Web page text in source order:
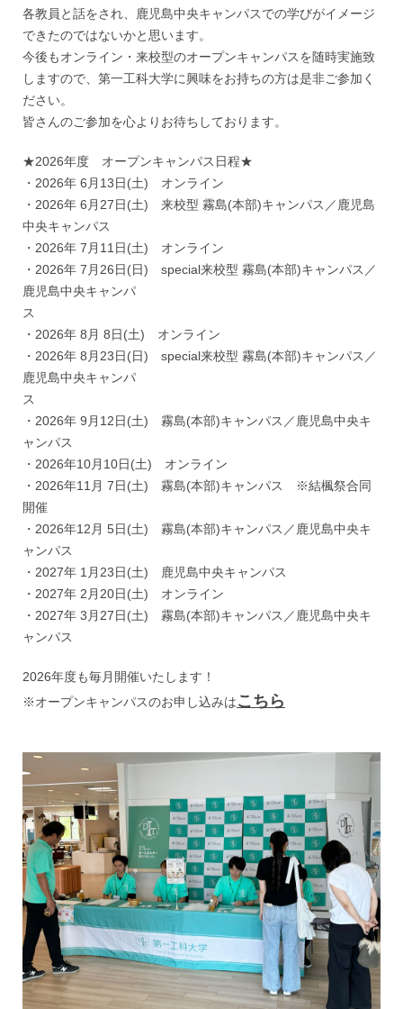
各教員と話をされ、鹿児島中央キャンパスでの学びがイメージ
できたのではないかと思います。
今後もオンライン・来校型のオープンキャンパスを随時実施致
しますので、第一工科大学に興味をお持ちの方は是非ご参加く
ださい。
皆さんのご参加を心よりお待ちしております。
★2026年度 オープンキャンパス日程★
・2026年 6月13日(土) オンライン
・2026年 6月27日(土) 来校型 霧島(本部)キャンパス／鹿児島
中央キャンパス
・2026年 7月11日(土) オンライン
・2026年 7月26日(日) special来校型 霧島(本部)キャンパス／
鹿児島中央キャンパ
ス
・2026年 8月 8日(土) オンライン
・2026年 8月23日(日) special来校型 霧島(本部)キャンパス／
鹿児島中央キャンパ
ス
・2026年 9月12日(土) 霧島(本部)キャンパス／鹿児島中央キ
ャンパス
・2026年10月10日(土) オンライン
・2026年11月 7日(土) 霧島(本部)キャンパス ※結楓祭合同
開催
・2026年12月 5日(土) 霧島(本部)キャンパス／鹿児島中央キ
ャンパス
・2027年 1月23日(土) 鹿児島中央キャンパス
・2027年 2月20日(土) オンライン
・2027年 3月27日(土) 霧島(本部)キャンパス／鹿児島中央キ
ャンパス
2026年度も毎月開催いたします！
※オープンキャンパスのお申し込みはこちら